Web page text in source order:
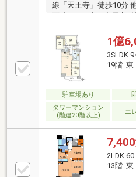
線「天王寺」徒歩10分
対面仕様・約6.5帖の洋
WIC・SIC等、各所に
シェアリング有・ペッ
暖房(LD)・浴室暖房乾
タ付インターホン▼周
歩4分(約300m)■ ご希望
す ━━━━━・・・物件
問い合わせください。
1億
3SLDK
19階 東
駐車場あり
タワーマンション
(階建20階以上)
エ
7,400
2LDK
13階 東